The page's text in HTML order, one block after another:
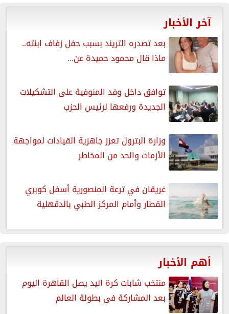
آخر الأخبار
بعد تصدره التريند بسبب حفل زفاف ابنته..
ماذا قال محمود حميدة عن...
توافق داخل وفد المنوفية على التشكيلات
الجديدة ورفعها لرئيس الحزب
وزارة البترول تعزز جاهزية القيادات لمواجهة
الأزمات والحد من المخاطر
غريقان في ترعة المنصورية أسفل كوبري
القطار وأمام المركز الطبي بالدقهلية
أهم الأخبار
منتخب شابات كرة اليد يصل القاهرة اليوم
بعد المشاركة فى بطولة العالم